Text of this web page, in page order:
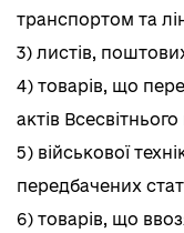
транспортом та
3) листів,
4) товарів, що
актів
5) військової
передбачених
6) товарів, що